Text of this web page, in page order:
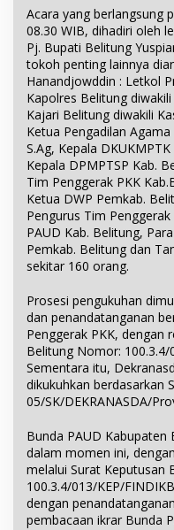
Acara yang berlangsung
08.30 WIB, dihadiri oleh
Pj. Bupati Belitung
tokoh penting lainnya
Hanandjowddin : Letkol
Kapolres Belitung
Kajari Belitung diwakili
Ketua Pengadilan
S.Ag, Kepala
Kepala DPMPTSP Kab.
Tim Penggerak PKK
Ketua DWP Pemkab.
Pengurus Tim
PAUD Kab. Belitung,
Pemkab. Belitung dan
sekitar 160 orang.
Prosesi pengukuhan
dan penandatanganan
Penggerak PKK, dengan
Belitung Nomor:
Sementara itu,
dikukuhkan berdasarkan
05/SK/DEKRANASDA/
Bunda PAUD
dalam momen ini,
melalui Surat Keputusan
100.3.4/013/KEP/
dengan
pembacaan ikrar Bunda